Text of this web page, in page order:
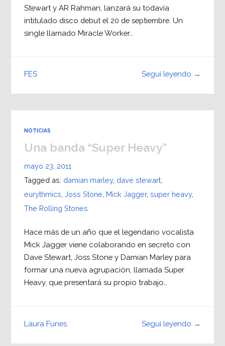
Stewart y AR Rahman, lanzará su todavía
intitulado disco debut el 20 de septiembre. Un
single llamado Miracle Worker…
Seguí leyendo →
FES
NOTICIAS
Una banda “Super Heavy”
mayo 23, 2011
Tagged as: damian marley, dave stewart,
eurythmics, Joss Stone, Mick Jagger, super heavy,
The Rolling Stones
Hace más de un año que el legendario vocalista
Mick Jagger viene colaborando en secreto con
Dave Stewart, Joss Stone y Damian Marley para
formar una nueva agrupación, llamada Super
Heavy, que presentará su propio trabajo…
Seguí leyendo →
Laura Funes